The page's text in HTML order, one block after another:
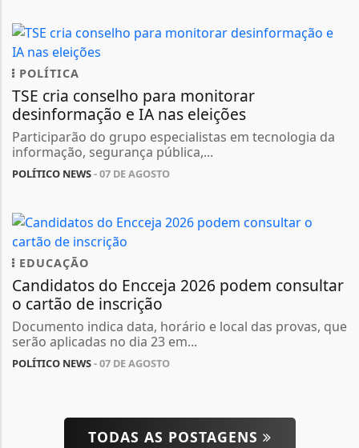
POLÍTICA
TSE cria conselho para monitorar
desinformação e IA nas eleições
Participarão do grupo especialistas em tecnologia da
informação, segurança pública,...
POLÍTICO NEWS- 07 DE AGOSTO
EDUCAÇÃO
Candidatos do Encceja 2026 podem consultar
o cartão de inscrição
Documento indica data, horário e local das provas, que
serão aplicadas no dia 23 em...
POLÍTICO NEWS- 07 DE AGOSTO
TODAS AS POSTAGENS